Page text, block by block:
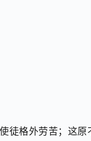
徒格外劳苦；这原